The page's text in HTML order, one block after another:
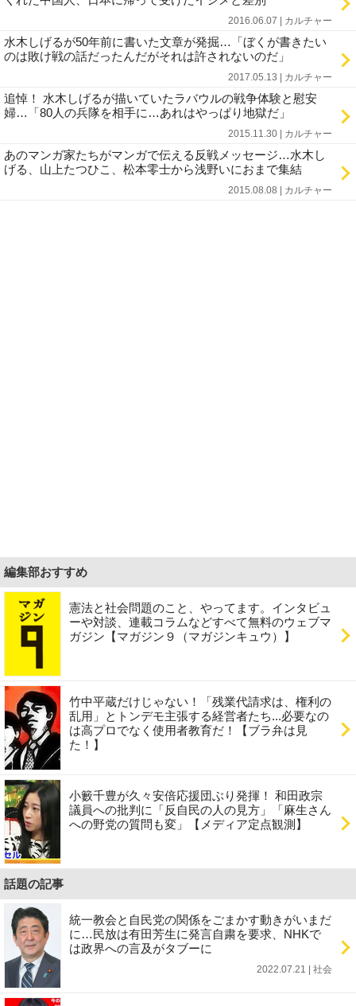
2016.06.07 | カルチャー
水木しげるが50年前に書いた文章が発掘…「ぼくが書きたい
のは敗け戦の話だったんだがそれは許されないのだ」
2017.05.13 | カルチャー
追悼！ 水木しげるが描いていたラバウルの戦争体験と慰安
婦…「80人の兵隊を相手に…あれはやっぱり地獄だ」
2015.11.30 | カルチャー
あのマンガ家たちがマンガで伝える反戦メッセージ…水木し
げる、山上たつひこ、松本零士から浅野いにおまで集結
2015.08.08 | カルチャー
編集部おすすめ
憲法と社会問題のこと、やってます。インタビュ
ーや対談、連載コラムなどすべて無料のウェブマ
ガジン【マガジン９（マガジンキュウ）】
竹中平蔵だけじゃない！「残業代請求は、権利の
乱用」とトンデモ主張する経営者たち...必要なの
は高プロでなく使用者教育だ！【ブラ弁は見
た！】
小籔千豊が久々安倍応援団ぶり発揮！ 和田政宗
議員への批判に「反自民の人の見方」「麻生さん
への野党の質問も変」【メディア定点観測】
話題の記事
統一教会と自民党の関係をごまかす動きがいまだ
に…民放は有田芳生に発言自粛を要求、NHKで
は政界への言及がタブーに
2022.07.21 | 社会